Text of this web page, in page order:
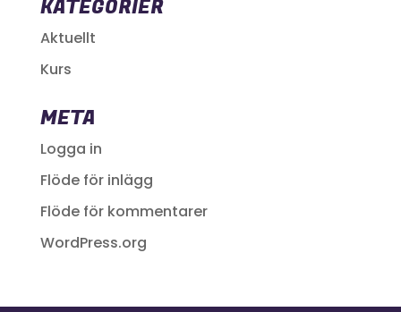
KATEGORIER
Aktuellt
Kurs
META
Logga in
Flöde för inlägg
Flöde för kommentarer
WordPress.org